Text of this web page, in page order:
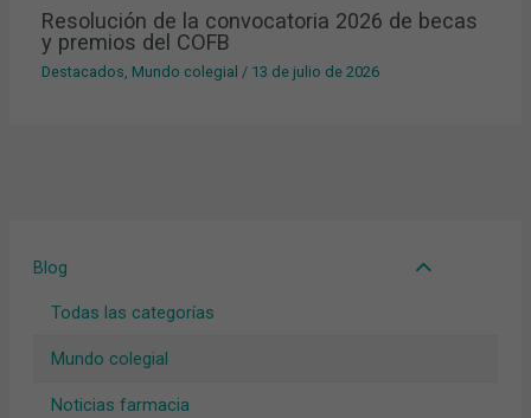
Blog
Todas las categorías
Mundo colegial
Noticias farmacia
Resolución de la convocatoria 2026 de becas
y premios del COFB
Destacados, Mundo colegial / 13 de julio de 2026